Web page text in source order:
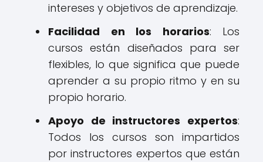
intereses y objetivos de aprendizaje.
Facilidad en los horarios: Los
cursos están diseñados para ser
flexibles, lo que significa que puede
aprender a su propio ritmo y en su
propio horario.
Apoyo de instructores expertos:
Todos los cursos son impartidos
por instructores expertos que están